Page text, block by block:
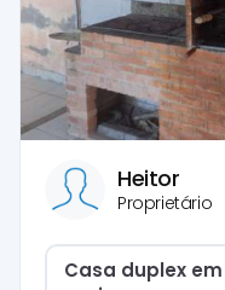
Heitor
Proprietário
Casa duplex